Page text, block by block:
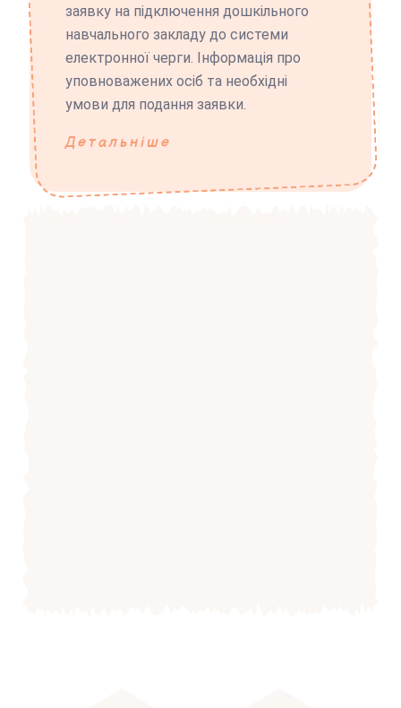
заявку на підключення дошкільного
навчального закладу до системи
електронної черги. Інформація про
уповноважених осіб та необхідні
умови для подання заявки.
Детальніше